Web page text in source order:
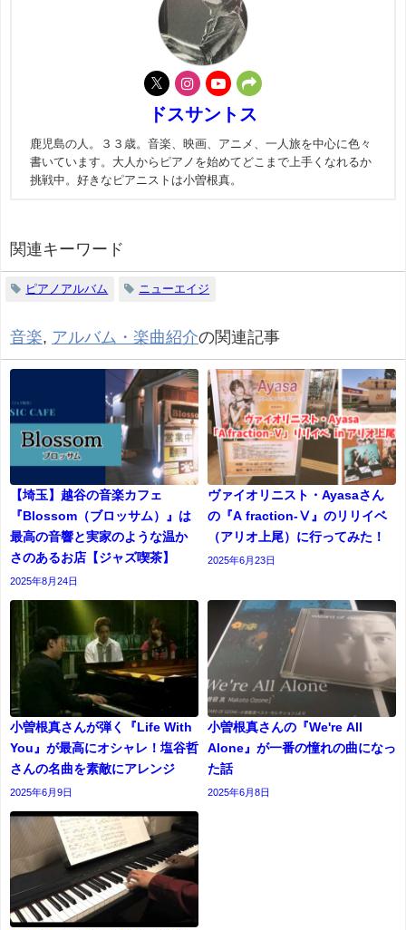
ドスサントス
鹿児島の人。３３歳。音楽、映画、アニメ、一人旅を中心に色々
書いています。大人からピアノを始めてどこまで上手くなれるか
挑戦中。好きなピアニストは小曽根真。
関連キーワード
ピアノアルバム ニューエイジ
音楽 アルバム・楽曲紹介の関連記事
【埼玉】越谷の音楽カフェ
『Blossom（ブロッサム）』は
最高の音響と実家のような温か
さのあるお店【ジャズ喫茶】
2025年8月24日
ヴァイオリニスト・Ayasaさん
の『A fraction-Ⅴ』のリリイベ
（アリオ上尾）に行ってみた！
2025年6月23日
小曽根真さんが弾く『Life With
You』が最高にオシャレ！塩谷哲
さんの名曲を素敵にアレンジ
2025年6月9日
小曽根真さんの『We're All
Alone』が一番の憧れの曲になっ
た話
2025年6月8日